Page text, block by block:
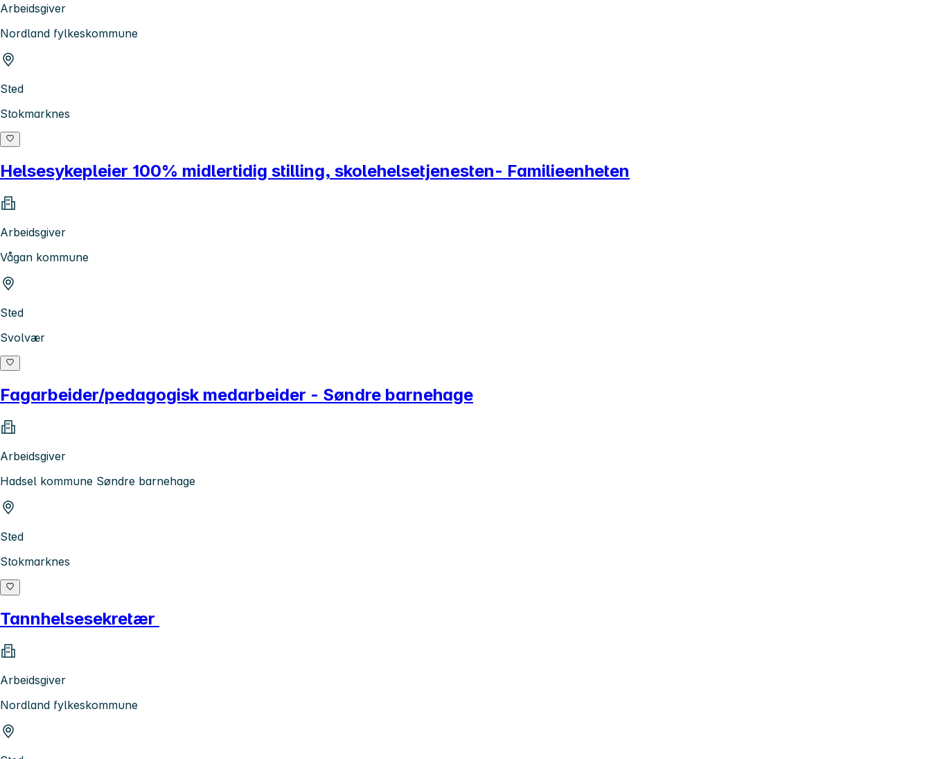
Arbeidsgiver
Nordland fylkeskommune
Sted
Stokmarknes
Helsesykepleier 100% midlertidig stilling, skolehelsetjenesten- Familieenheten
Arbeidsgiver
Vågan kommune
Sted
Svolvær
Fagarbeider/pedagogisk medarbeider - Søndre barnehage
Arbeidsgiver
Hadsel kommune Søndre barnehage
Sted
Stokmarknes
Tannhelsesekretær
Arbeidsgiver
Nordland fylkeskommune